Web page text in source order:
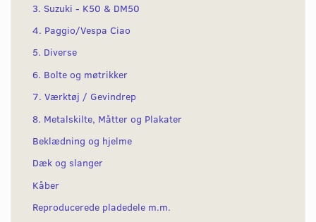
3. Suzuki - K50 & DM50
4. Paggio/Vespa Ciao
5. Diverse
6. Bolte og møtrikker
7. Værktøj / Gevindrep
8. Metalskilte, Måtter og Plakater
Beklædning og hjelme
Dæk og slanger
Kåber
Reproducerede pladedele m.m.